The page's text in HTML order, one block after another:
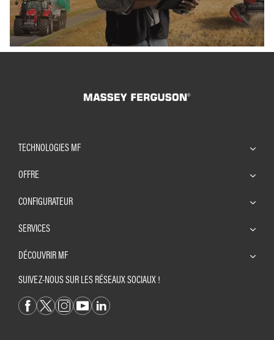
TECHNOLOGIES MF
OFFRE
CONFIGURATEUR
SERVICES
DÉCOUVRIR MF
SUIVEZ-NOUS SUR LES RÉSEAUX SOCIAUX !